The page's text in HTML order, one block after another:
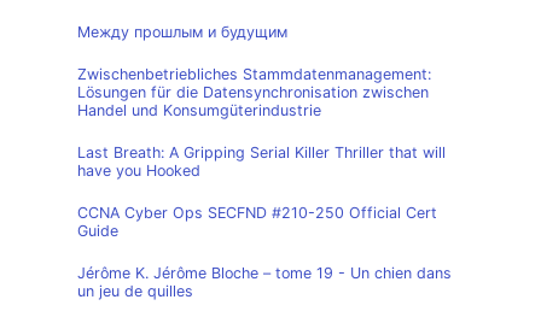
Между прошлым и будущим
Zwischenbetriebliches Stammdatenmanagement:
Lösungen für die Datensynchronisation zwischen
Handel und Konsumgüterindustrie
Last Breath: A Gripping Serial Killer Thriller that will
have you Hooked
CCNA Cyber Ops SECFND #210-250 Official Cert
Guide
Jérôme K. Jérôme Bloche – tome 19 - Un chien dans
un jeu de quilles